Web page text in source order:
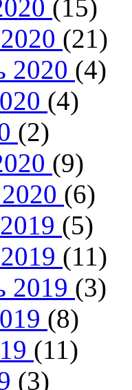
(15)
(21)
2020 (4)
(4)
(2)
(9)
(6)
(5)
(11)
2019 (3)
(8)
(11)
(3)